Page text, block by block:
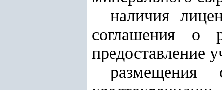
наличия
соглашения о
предоставление